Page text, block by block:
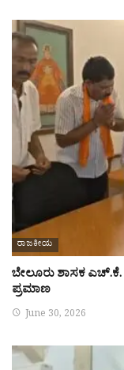
ರಾಜಕೀಯ
ಬೇಲೂರು ಶಾಸಕ
ಪ್ರಮಾಣ
June 30, 2026